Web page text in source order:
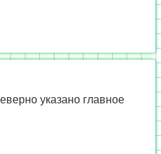
указано главное